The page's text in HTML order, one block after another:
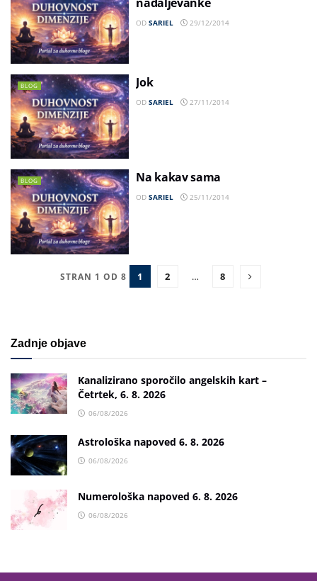
OD SARIEL 29/12/2014
BLOG Jok
OD SARIEL 27/11/2014
BLOG Na kakav sama
OD SARIEL 25/11/2014
STRAN 1 OD 8 1 2 … 8
Zadnje objave
Kanalizirano sporočilo angelskih kart –
Četrtek, 6. 8. 2026
06/08/2026
Astrološka napoved 6. 8. 2026
06/08/2026
Numerološka napoved 6. 8. 2026
06/08/2026